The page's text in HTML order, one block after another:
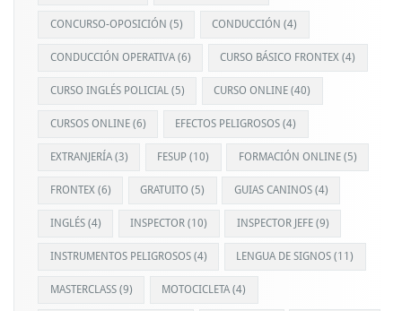
CONCURSO-OPOSICIÓN (5) CONDUCCIÓN (4)
CONDUCCIÓN OPERATIVA(6) CURSO BÁSICO FRONTEX (4)
CURSO INGLÉS POLICIAL (5) CURSO ONLINE (40)
CURSOS ONLINE(6) EFECTOS PELIGROSOS (4)
EXTRANJERÍA(3) FESUP (10) FORMACIÓN ONLINE(5)
FRONTEX (6) GRATUITO (5) GUIAS CANINOS(4)
INGLÉS(4) INSPECTOR (10) INSPECTOR JEFE(9)
INSTRUMENTOS PELIGROSOS(4) LENGUA DE SIGNOS (11)
MASTERCLASS(9) MOTOCICLETA (4)